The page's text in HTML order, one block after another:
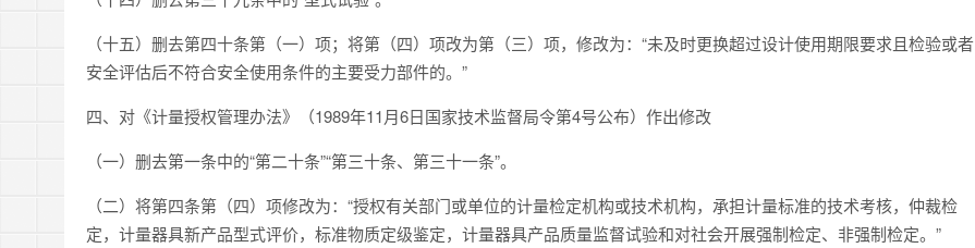
（十五）删去第四十条第（一）项；将第（四）项改为第（三）项，修改为：“未及时更换超过设计使用期限要求且检验或者
安全评估后不符合安全使用条件的主要受力部件的。”
四、对《计量授权管理办法》（1989年11月6日国家技术监督局令第4号公布）作出修改
（一）删去第一条中的“第二十条”“第三十条、第三十一条”。
（二）将第四条第（四）项修改为：“授权有关部门或单位的计量检定机构或技术机构，承担计量标准的技术考核，仲裁检
定，计量器具新产品型式评价，标准物质定级鉴定，计量器具产品质量监督试验和对社会开展强制检定、非强制检定。”